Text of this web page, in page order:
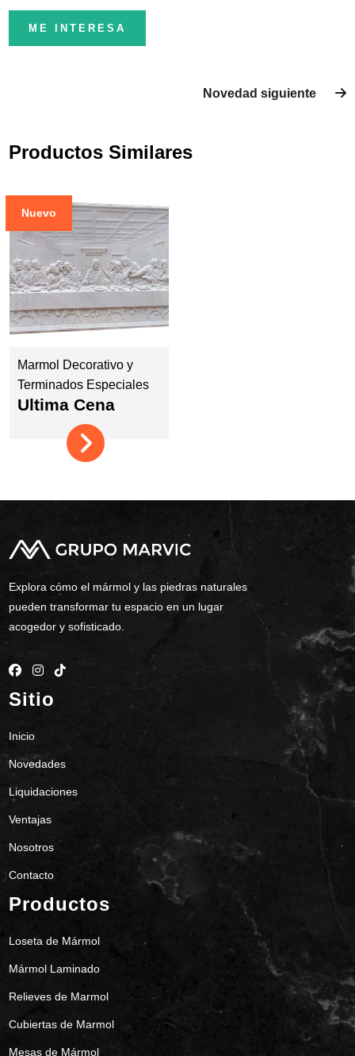
ME INTERESA
Novedad siguiente
Productos Similares
Marmol Decorativo y
Terminados Especiales
Ultima Cena
Nuevo
Explora cómo el mármol y las piedras naturales
pueden transformar tu espacio en un lugar
acogedor y sofisticado.
Sitio
Inicio
Novedades
Liquidaciones
Ventajas
Nosotros
Contacto
Productos
Loseta de Mármol
Mármol Laminado
Relieves de Marmol
Cubiertas de Marmol
Mesas de Mármol